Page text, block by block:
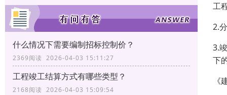
什么情况下需要编制招标控制价？
2369阅读 2026-04-03 15:11:27
工程竣工结算方式有哪些类型？
2168阅读 2026-04-03 15:09:54
工
2.
3.
下